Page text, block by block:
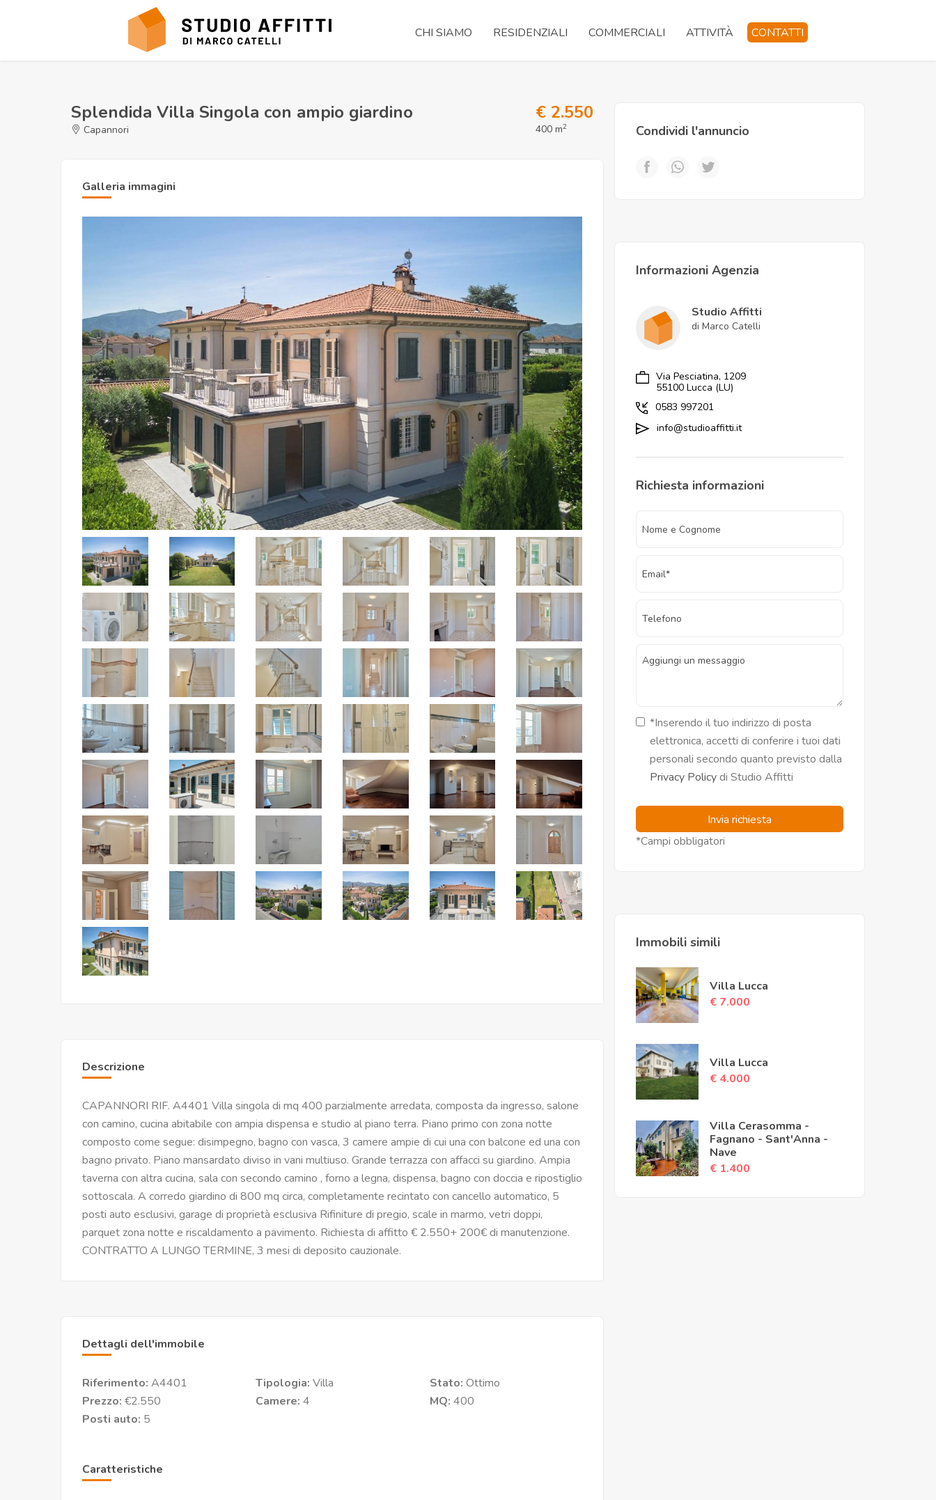
CHI SIAMO RESIDENZIALI COMMERCIALI ATTIVITÀ CONTATTI
Splendida Villa Singola con ampio giardino
Capannori
€ 2.550
400 m2
Galleria immagini
Descrizione
CAPANNORI RIF. A4401 Villa singola di mq 400 parzialmente arredata, composta da ingresso, salone
con camino, cucina abitabile con ampia dispensa e studio al piano terra. Piano primo con zona notte
composto come segue: disimpegno, bagno con vasca, 3 camere ampie di cui una con balcone ed una con
bagno privato. Piano mansardato diviso in vani multiuso. Grande terrazza con affacci su giardino. Ampia
taverna con altra cucina, sala con secondo camino , forno a legna, dispensa, bagno con doccia e ripostiglio
sottoscala. A corredo giardino di 800 mq circa, completamente recintato con cancello automatico, 5
posti auto esclusivi, garage di proprietà esclusiva Rifiniture di pregio, scale in marmo, vetri doppi,
parquet zona notte e riscaldamento a pavimento. Richiesta di affitto € 2.550+ 200€ di manutenzione.
CONTRATTO A LUNGO TERMINE, 3 mesi di deposito cauzionale.
Dettagli dell'immobile
Riferimento: A4401 Tipologia:Villa Stato: Ottimo
Prezzo: €2.550 Camere:4 MQ: 400
Posti auto: 5
Caratteristiche
Condividi l'annuncio
Informazioni Agenzia
Studio Affitti
di Marco Catelli
Via Pesciatina, 1209
55100 Lucca (LU)
0583 997201
info@studioaffitti.it
Richiesta informazioni
*Inserendo il tuo indirizzo di posta
elettronica, accetti di conferire i tuoi dati
personali secondo quanto previsto dalla
Privacy Policydi Studio Affitti
Invia richiesta
*Campi obbligatori
Immobili simili
Villa Lucca
€ 7.000
Villa Lucca
€ 4.000
Villa Cerasomma -
Fagnano - Sant'Anna -
Nave
€ 1.400